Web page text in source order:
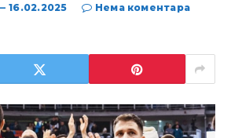
16.02.2025
Нема коментара